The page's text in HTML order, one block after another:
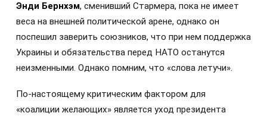
Энди Бернхэм, сменивший Стармера, пока не имеет
веса на внешней политической арене, однако он
поспешил заверить союзников, что при нем поддержка
Украины и обязательства перед НАТО останутся
неизменными. Однако помним, что «слова летучи».
По-настоящему критическим фактором для
«коалиции желающих» является уход президента